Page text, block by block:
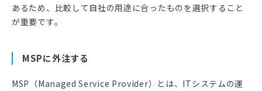
あるため、比較して自社の用途に合ったものを選択すること
が重要です。
MSPに外注する
MSP（Managed Service Provider）とは、ITシステムの運